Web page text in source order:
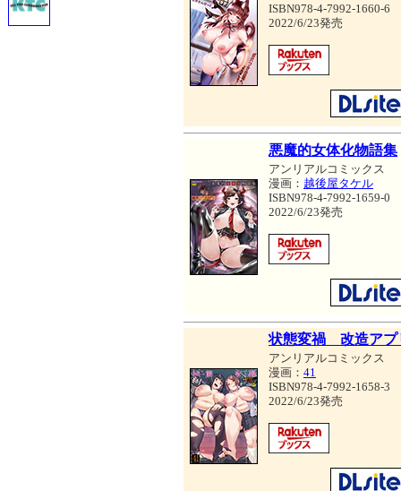
ISBN978-4-7992-1660-6
2022/6/23発売
悪魔的女体化物語集
アンリアルコミックス
漫画： 越後屋タケル
ISBN978-4-7992-1659-0
2022/6/23発売
状態変禍 改造アプ
アンリアルコミックス
漫画： 41
ISBN978-4-7992-1658-3
2022/6/23発売